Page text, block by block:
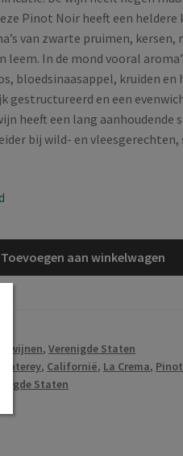
Pinot Noir heeft een heldere
van zwarte pruimen, kersen,
leem. In de mond vooral
bloedsinaasappel, kruiden en
gestructureerd en een
heeft een lang aanhoudende
bij wild- en vleesgerechten,
Toevoegen aan winkelwagen
wijnen,Verenigde Staten
, Californië, La Crema,
Staten